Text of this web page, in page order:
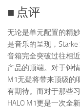
■ 点评
无论是单元配置的精
是音乐的呈现，
音箱完全突破过往相
产品的顶端。对于钟
M1无疑将带来顶级的
有期待。而对于那些
HALO M1更是一次全